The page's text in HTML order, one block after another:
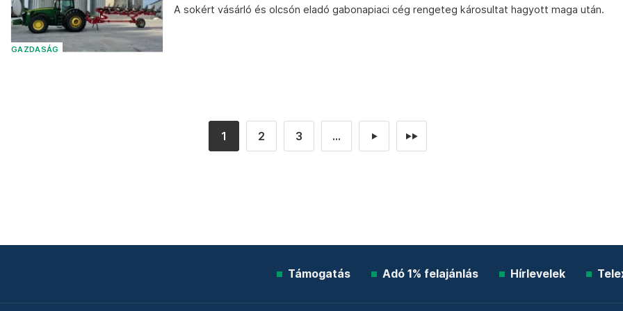
GAZDASÁG
A sokért vásárló és olcsón eladó gabonapiaci cég rengeteg károsultat hagyott maga után.
1 2 3 ... ► ►►
Támogatás Adó 1% felajánlás Hírlevelek